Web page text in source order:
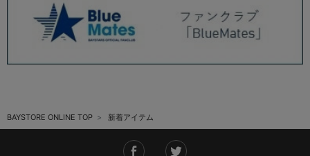
BAYSTORE ONLINE TOP 新着アイテム